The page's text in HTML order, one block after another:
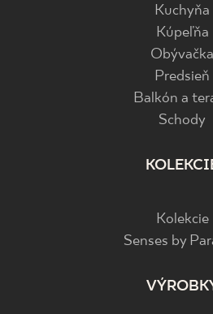
Kuchyňa
Kúpeľňa
Obývačka
Predsieň
Balkón a
Schody
Kolekcie
Senses by